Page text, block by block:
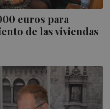
euros para
de las viviendas